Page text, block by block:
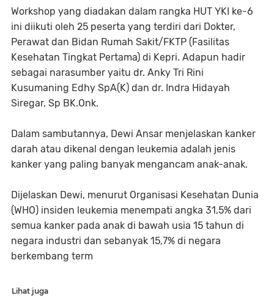
Workshop yang diadakan dalam rangka HUT YKI ke-6
ini diikuti oleh 25 peserta yang terdiri dari Dokter,
Perawat dan Bidan Rumah Sakit/FKTP (Fasilitas
Kesehatan Tingkat Pertama) di Kepri. Adapun hadir
sebagai narasumber yaitu dr. Anky Tri Rini
Kusumaning Edhy SpA(K) dan dr. Indra Hidayah
Siregar, Sp BK.Onk.
Dalam sambutannya, Dewi Ansar menjelaskan kanker
darah atau dikenal dengan leukemia adalah jenis
kanker yang paling banyak mengancam anak-anak.
Dijelaskan Dewi, menurut Organisasi Kesehatan Dunia
(WHO) insiden leukemia menempati angka 31,5% dari
semua kanker pada anak di bawah usia 15 tahun di
negara industri dan sebanyak 15,7% di negara
berkembang term
Lihat juga